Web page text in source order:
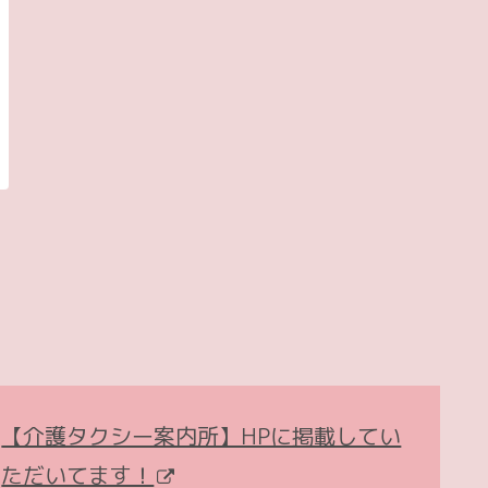
【介護タクシー案内所】HPに掲載してい
ただいてます！